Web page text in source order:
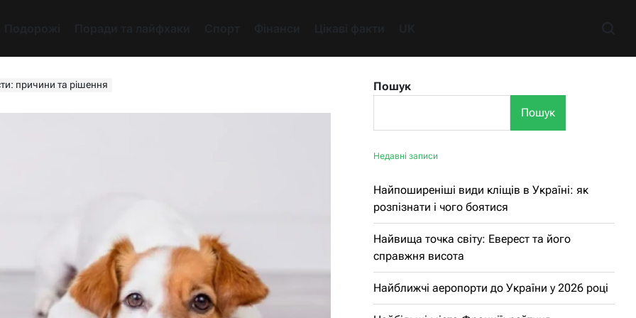
причини та рішення
Пошук
Пошук
Недавні записи
Найпоширеніші види кліщів в Україні: як
розпізнати і чого боятися
Найвища точка світу: Еверест та його
справжня висота
Найближчі аеропорти до України у 2026 році